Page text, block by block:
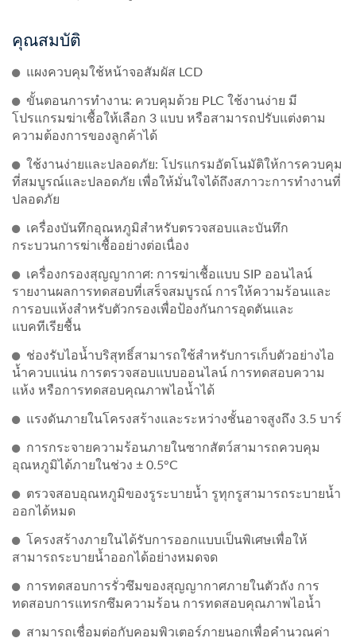
คุณสมบัติ
แผงควบคุมใช้หน้าจอสัมผัส LCD
ขั้นตอนการทำงาน: ควบคุมด้วย PLC ใช้งานง่าย มี
โปรแกรมฆ่าเชื้อให้เลือก 3 แบบ หรือสามารถปรับแต่งตาม
ความต้องการของลูกค้าได้
ใช้งานง่ายและปลอดภัย: โปรแกรมอัตโนมัติให้การควบคุม
ที่สมบูรณ์และปลอดภัย เพื่อให้มั่นใจได้ถึงสภาวะการทำงานที่
ปลอดภัย
เครื่องบันทึกอุณหภูมิสำหรับตรวจสอบและบันทึก
กระบวนการฆ่าเชื้ออย่างต่อเนื่อง
เครื่องกรองสุญญากาศ: การฆ่าเชื้อแบบ SIP ออนไลน์
รายงานผลการทดสอบที่เสร็จสมบูรณ์ การให้ความร้อนและ
การอบแห้งสำหรับตัวกรองเพื่อป้องกันการอุดตันและ
แบคทีเรียชื้น
ช่องรับไอน้ำบริสุทธิ์สามารถใช้สำหรับการเก็บตัวอย่างไอ
น้ำควบแน่น การตรวจสอบแบบออนไลน์ การทดสอบความ
แห้ง หรือการทดสอบคุณภาพไอน้ำได้
แรงดันภายในโครงสร้างและระหว่างชั้นอาจสูงถึง 3.5 บาร์
การกระจายความร้อนภายในซากสัตว์สามารถควบคุม
อุณหภูมิได้ภายในช่วง ± 0.5°C
ตรวจสอบอุณหภูมิของรูระบายน้ำ รูทุกรูสามารถระบายน้ำ
ออกได้หมด
โครงสร้างภายในได้รับการออกแบบเป็นพิเศษเพื่อให้
สามารถระบายน้ำออกได้อย่างหมดจด
การทดสอบการรั่วซึมของสุญญากาศภายในตัวถัง การ
ทดสอบการแทรกซึมความร้อน การทดสอบคุณภาพไอน้ำ
สามารถเชื่อมต่อกับคอมพิวเตอร์ภายนอกเพื่อคำนวณค่า